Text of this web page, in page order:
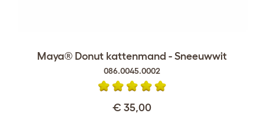
Maya® Donut kattenmand - Sneeuwwit
086.0045.0002
€ 35,00